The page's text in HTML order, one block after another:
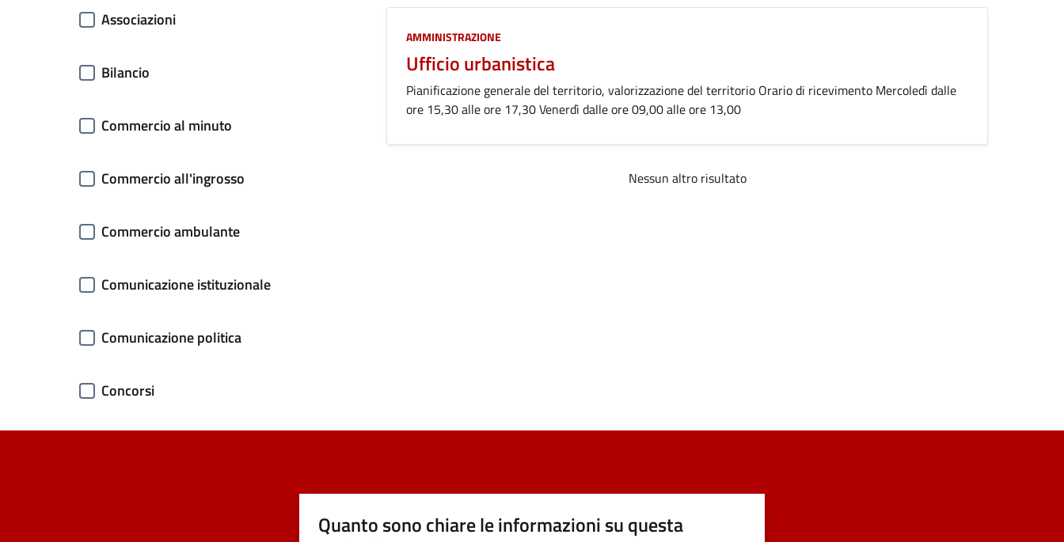
Associazioni
Bilancio
Commercio al minuto
Commercio all'ingrosso
Commercio ambulante
Comunicazione istituzionale
Comunicazione politica
Concorsi
AMMINISTRAZIONE
Ufficio urbanistica
Pianificazione generale del territorio, valorizzazione del territorio Orario di ricevimento Mercoledì dalle
ore 15,30 alle ore 17,30 Venerdì dalle ore 09,00 alle ore 13,00
Nessun altro risultato
Quanto sono chiare le informazioni su questa